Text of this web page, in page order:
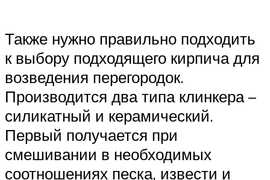
Также нужно правильно подходить
к выбору подходящего кирпича для
возведения перегородок.
Производится два типа клинкера –
силикатный и керамический.
Первый получается при
смешивании в необходимых
соотношениях песка, извести и